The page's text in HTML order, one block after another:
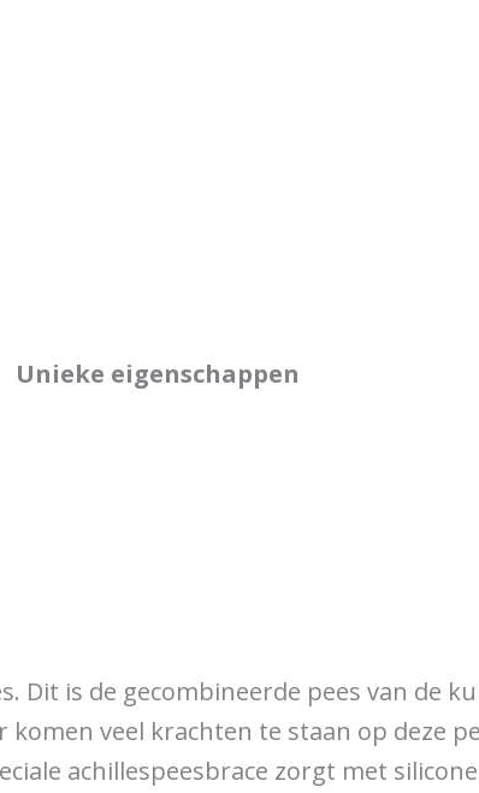
Unieke eigenschappen
Dit is de gecombineerde pees van de
veel krachten te staan op deze
achillespeesbrace zorgt met